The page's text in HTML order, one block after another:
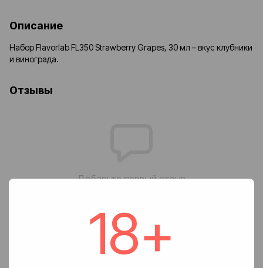
18+
Описание
Набор Flavorlab FL350 Strawberry Grapes, 30 мл – вкус клубники
и винограда.
Отзывы
Добавьте первый отзыв
Написать отзыв